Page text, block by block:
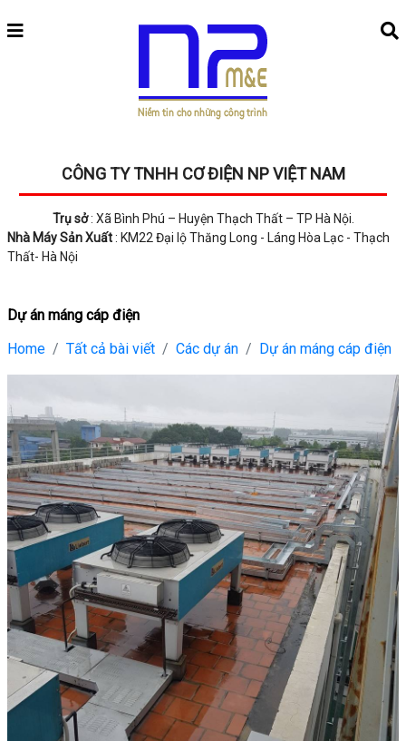
CÔNG TY TNHH CƠ ĐIỆN NP VIỆT NAM
Trụ sở: Xã Bình Phú – Huyện Thạch Thất – TP Hà Nội.
Nhà Máy Sản Xuất: KM22 Đại lộ Thăng Long - Láng Hòa Lạc - Thạch
Thất- Hà Nội
Dự án máng cáp điện
Home
Tất cả bài viết Các dự án Dự án máng cáp điện